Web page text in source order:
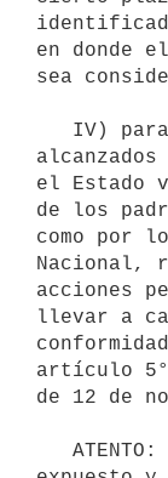
en donde
sea
el Estado
de los
como por
Nacional,
acciones
llevar a
artículo 5°
de 12 de